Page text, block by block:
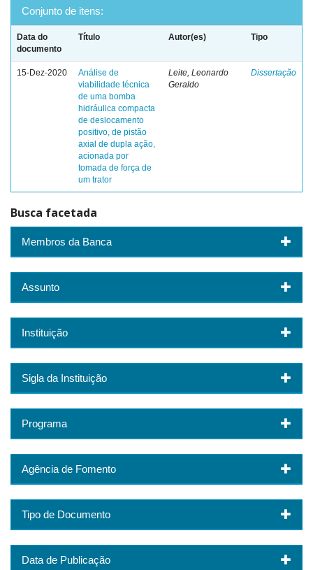
Conjunto de itens:
Data do
documento
Título Autor(es) Tipo
15-Dez-2020
Análise de
viabilidade técnica
de uma bomba
hidráulica compacta
de deslocamento
positivo, de pistão
axial de dupla ação,
acionada por
tomada de força de
um trator
Leite, Leonardo
Geraldo
Dissertação
Busca facetada
Membros da Banca
Assunto
Instituição
Sigla da Instituição
Programa
Agência de Fomento
Tipo de Documento
Data de Publicação